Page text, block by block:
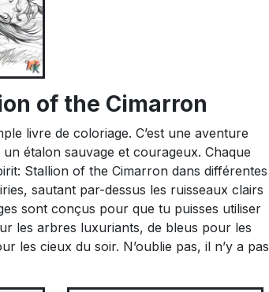
of the Cimarron
livre de coloriage. C’est une aventure
étalon sauvage et courageux. Chaque
Stallion of the Cimarron dans différentes
sautant par-dessus les ruisseaux clairs
sont conçus pour que tu puisses utiliser
les arbres luxuriants, de bleus pour les
les cieux du soir. N’oublie pas, il n’y a pas